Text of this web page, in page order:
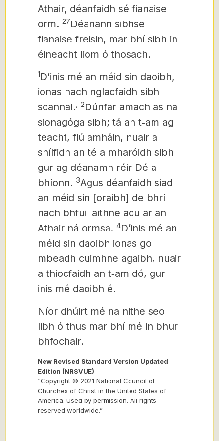
Athair, déanfaidh sé fianaise
orm. 27Déanann sibhse
fianaise freisin, mar bhí sibh in
éineacht liom ó thosach.
1D’inis mé an méid sin daoibh,
ionas nach nglacfaidh sibh
scannal. 2Dúnfar amach as na
sionagóga sibh; tá an t‑am ag
teacht, fiú amháin, nuair a
shílfidh an té a mharóidh sibh
gur ag déanamh réir Dé a
bhíonn. 3Agus déanfaidh siad
an méid sin [oraibh] de bhrí
nach bhfuil aithne acu ar an
Athair ná ormsa. 4D’inis mé an
méid sin daoibh ionas go
mbeadh cuimhne agaibh, nuair
a thiocfaidh an t‑am dó, gur
inis mé daoibh é.
Níor dhúirt mé na nithe seo
libh ó thus mar bhí mé in bhur
bhfochair.
New Revised Standard Version Updated
Edition (NRSVUE)
“Copyright © 2021 National Council of
Churches of Christ in the United States of
America. Used by permission. All rights
reserved worldwide.”